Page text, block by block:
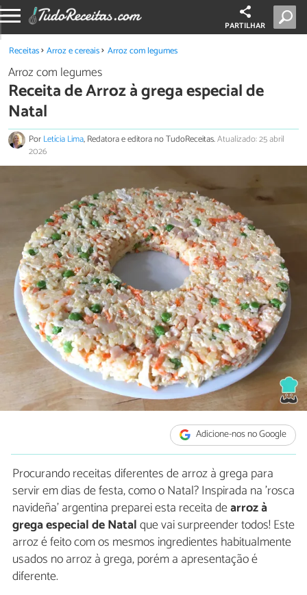
PARTILHAR
Receitas Arroz e cereais Arroz com legumes
Arroz com legumes
Receita de Arroz à grega especial de
Natal
PorLetícia Lima, Redatora e editora no TudoReceitas.Atualizado: 25 abril
2026
Adicione-nos no Google
Procurando receitas diferentes de arroz à grega para
servir em dias de festa, como o Natal? Inspirada na 'rosca
navideña' argentina preparei esta receita dearroz à
grega especial de Natalque vai surpreender todos! Este
arroz é feito com os mesmos ingredientes habitualmente
usados no arroz à grega, porém a apresentação é
diferente.